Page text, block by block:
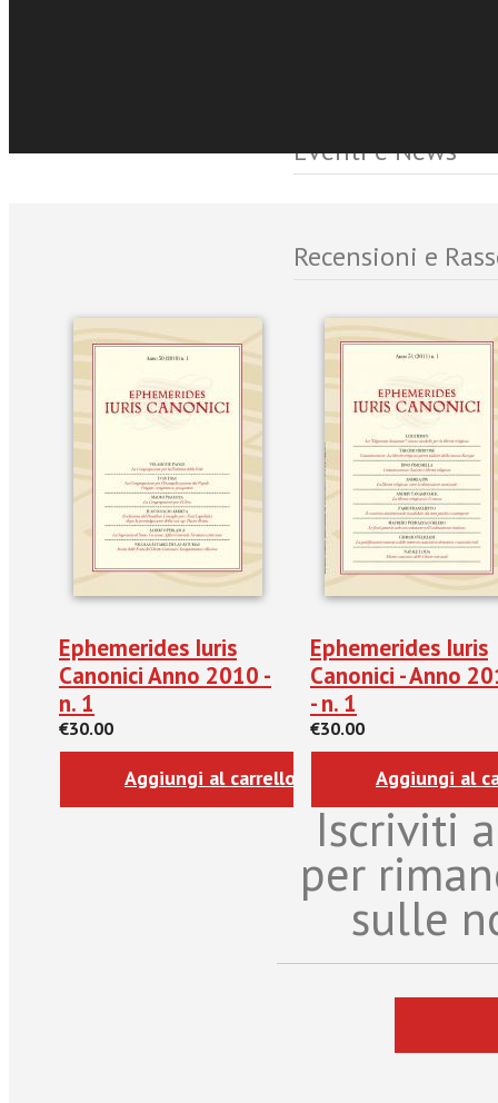
Eventi e News
Recensioni e
Ephemerides Iuris
Canonici Anno 2010 -
n. 1
€30.00
Aggiungi al carrello
Ephemerides Iuris
Canonici - Anno
- n. 1
€30.00
Aggiungi al
Iscriviti
per
sulle